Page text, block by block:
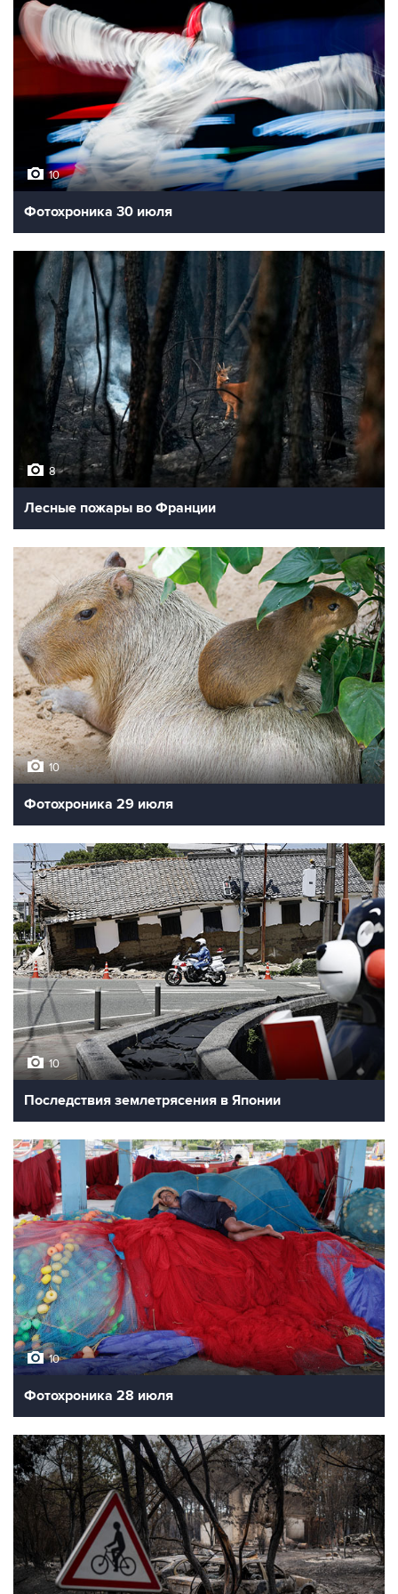
10
Фотохроника 30 июля
8
Лесные пожары во Франции
10
Фотохроника 29 июля
10
Последствия землетрясения в Японии
10
Фотохроника 28 июля